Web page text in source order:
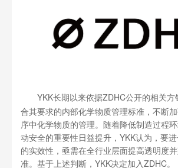
YKK长期以来依据ZDHC公开的相关
合其要求的内部化学物质管理标准，不断
序中化学物质的管理。随着降低制造过程
动安全的重要性日益提升，YKK认为，要
的实效性，亟需在全行业层面提高透明度
准。基于上述判断，YKK决定加入ZDHC。